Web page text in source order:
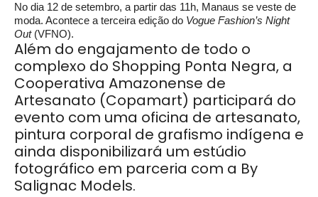
Amazônia
No dia 12 de setembro, a partir das 11h, Manaus se veste de
moda. Acontece a terceira edição do Vogue Fashion’s Night
Out(VFNO).
Além do engajamento de todo o
complexo do Shopping Ponta Negra, a
Cooperativa Amazonense de
Artesanato (Copamart) participará do
evento com uma oficina de artesanato,
pintura corporal de grafismo indígena e
ainda disponibilizará um estúdio
fotográfico em parceria com a By
Salignac Models.